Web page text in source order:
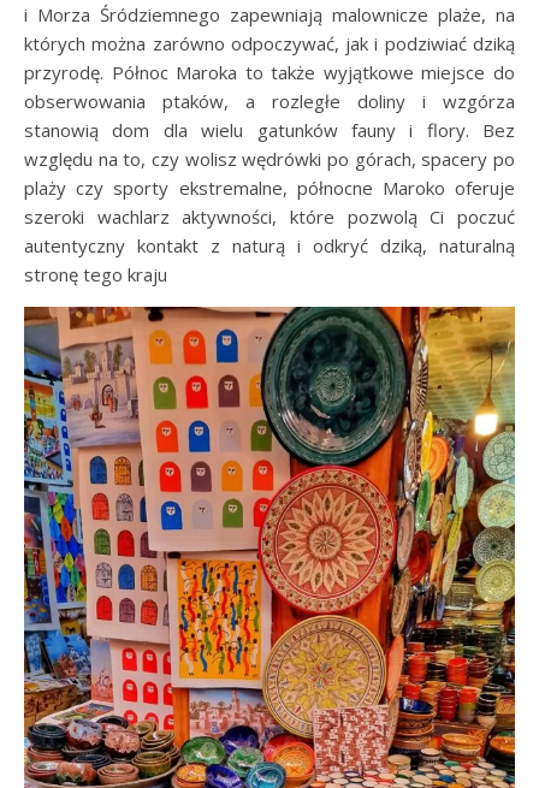
i Morza Śródziemnego zapewniają malownicze plaże, na
których można zarówno odpoczywać, jak i podziwiać dziką
przyrodę. Północ Maroka to także wyjątkowe miejsce do
obserwowania ptaków, a rozległe doliny i wzgórza
stanowią dom dla wielu gatunków fauny i flory. Bez
względu na to, czy wolisz wędrówki po górach, spacery po
plaży czy sporty ekstremalne, północne Maroko oferuje
szeroki wachlarz aktywności, które pozwolą Ci poczuć
autentyczny kontakt z naturą i odkryć dziką, naturalną
stronę tego kraju